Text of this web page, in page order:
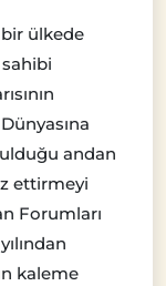
ülkede
sahibi
Dünyasına
andan
ettirmeyi
Forumları
kaleme